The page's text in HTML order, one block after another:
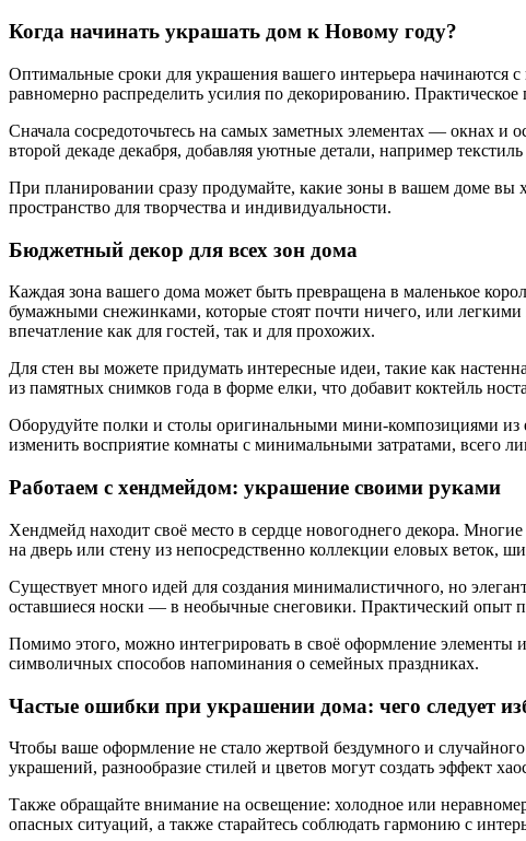
Когда начинать украшать дом к Новому году?
Оптимальные сроки для украшения вашего интерьера начинаются с
равномерно распределить усилия по декорированию.
Сначала сосредоточьтесь на самых заметных элементах — окнах
второй декаде декабря, добавляя уютные детали, например
При планировании сразу продумайте, какие зоны в вашем доме вы
пространство для творчества и индивидуальности.
Бюджетный декор для всех зон дома
Каждая зона вашего дома может быть превращена в маленькое
бумажными снежинками, которые стоят почти ничего, или
впечатление как для гостей, так и для прохожих.
Для стен вы можете придумать интересные идеи, такие как
из памятных снимков года в форме елки, что добавит коктейль
Оборудуйте полки и столы оригинальными мини-композициями из
изменить восприятие комнаты с минимальными затратами, всего
Работаем с хендмейдом: украшение своими руками
Хендмейд находит своё место в сердце новогоднего декора.
на дверь или стену из непосредственно коллекции еловых веток,
Существует много идей для создания минималистичного, но
оставшиеся носки — в необычные снеговики. Практический опыт
Помимо этого, можно интегрировать в своё оформление
символичных способов напоминания о семейных праздниках.
Частые ошибки при украшении дома: чего следует
Чтобы ваше оформление не стало жертвой бездумного и
украшений, разнообразие стилей и цветов могут создать эффект
Также обращайте внимание на освещение: холодное или
опасных ситуаций, а также старайтесь соблюдать гармонию с